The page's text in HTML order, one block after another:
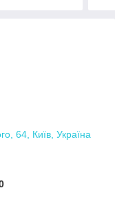
64, Київ, Україна